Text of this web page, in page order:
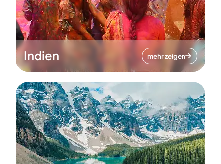
Indien mehr zeigen